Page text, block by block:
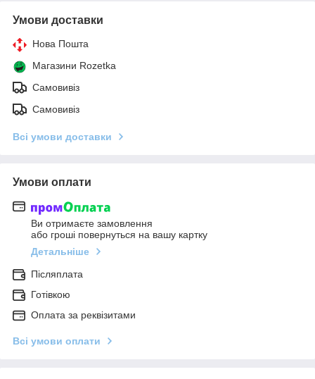
Умови доставки
Нова Пошта
Магазини Rozetka
Самовивіз
Самовивіз
Всі умови доставки
Умови оплати
Ви отримаєте замовлення
або гроші повернуться на вашу картку
Детальніше
Післяплата
Готівкою
Оплата за реквізитами
Всі умови оплати